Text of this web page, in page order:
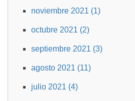
noviembre 2021 (1)
octubre 2021 (2)
septiembre 2021 (3)
agosto 2021 (11)
julio 2021 (4)